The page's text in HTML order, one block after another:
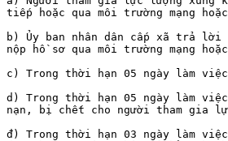
tiếp hoặc qua môi trường mạng
b) Ủy ban nhân dân cấp xã trả
nộp hồ sơ qua môi trường mạng
c) Trong thời hạn 05 ngày làm
d) Trong thời hạn 05 ngày làm
nạn, bị chết cho người tham gia
đ) Trong thời hạn 03 ngày làm